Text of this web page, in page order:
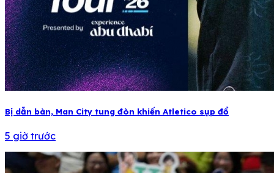
Bị dẫn bàn, Man City tung đòn khiến Atletico sụp đổ
5 giờ trước